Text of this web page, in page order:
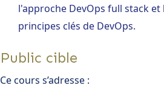
l'approche DevOps full stack et
principes clés de DevOps.
Public cible
Ce cours s’adresse :